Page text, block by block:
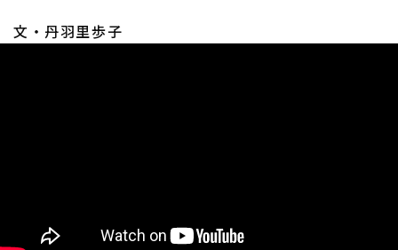
運営会社（別ウィンドウで開く）
文・丹羽里歩子